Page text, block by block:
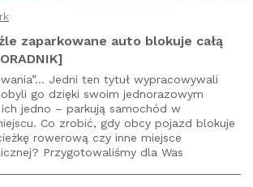
zaparkowane auto blokuje całą
Jedni ten tytuł wypracowywali
go dzięki swoim jednorazowym
jedno – parkują samochód w
Co zrobić, gdy obcy pojazd blokuje
rowerową czy inne miejsce
Przygotowaliśmy dla Was